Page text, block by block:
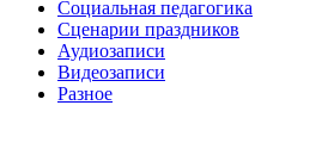
Социальная педагогика
Сценарии праздников
Аудиозаписи
Видеозаписи
Разное